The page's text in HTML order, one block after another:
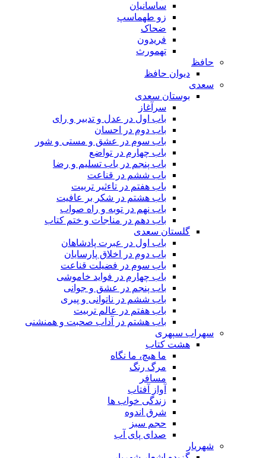
ساسانیان
زو طهماسپ‏
ضحاک
فریدون
تهمورث
حافظ
دیوان حافظ
سعدی
بوستان سعدی
سرآغاز
باب اول در عدل و تدبیر و رای
باب دوم در احسان
باب سوم در عشق و مستی و شور
باب چهارم در تواضع
باب پنجم در باب تسلیم و رضا
باب ششم در قناعت
باب هفتم در تاءثیر تربیت
باب هشتم در شکر بر عافیت
باب نهم در توبه و راه صواب
باب دهم در مناجات و ختم کتاب
گلستان سعدی
باب اول در عبرت پادشاهان
باب دوم در اخلاق پارسایان
باب سوم در فضیلت قناعت
باب چهارم در فواید خاموشى
باب پنجم در عشق و جوانى
باب ششم در ناتوانى و پیرى
باب هفتم در عالم تربیت
باب هشتم در آداب صحبت و همنشنى
سهراب سپهری
هشت کتاب
ما هیچ، ما نگاه
مرگ رنگ
مسافر
آواز آفتاب
زندگی خواب ها
شرق اندوه
حجم سبز
صدای پای آب
شهریار